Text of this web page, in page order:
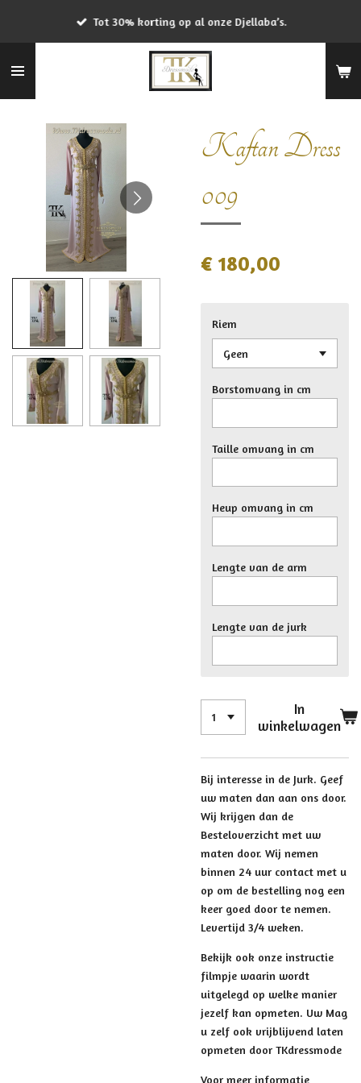
de
Tot 30% korting op al onze Djellaba’s.
Kaftan Dress
009
€ 180,00
Riem
Borstomvang in cm
Taille omvang in cm
Heup omvang in cm
Lengte van de arm
Lengte van de jurk
In
winkelwagen
Bij interesse in de Jurk. Geef
uw maten dan aan ons door.
Wij krijgen dan de
Besteloverzicht met uw
maten door. Wij nemen
binnen 24 uur contact met u
op om de bestelling nog een
keer goed door te nemen.
Levertijd 3/4 weken.
Bekijk ook onze instructie
filmpje waarin wordt
uitgelegd op welke manier
jezelf kan opmeten. Uw Mag
u zelf ook vrijblijvend laten
opmeten door TKdressmode
Voor meer informatie